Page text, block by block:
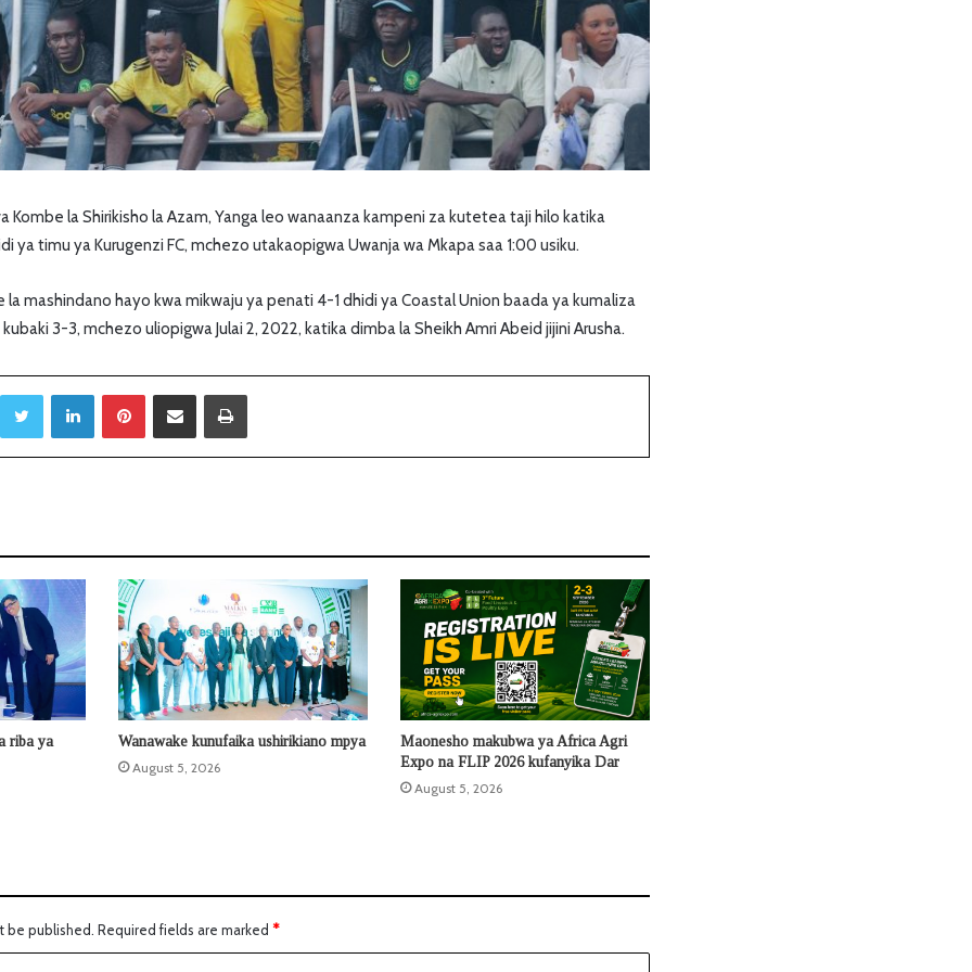
Kombe la Shirikisho la Azam, Yanga leo wanaanza kampeni za kutetea taji hilo katika
ya timu ya Kurugenzi FC, mchezo utakaopigwa Uwanja wa Mkapa saa 1:00 usiku.
la mashindano hayo kwa mikwaju ya penati 4-1 dhidi ya Coastal Union baada ya kumaliza
3-3, mchezo uliopigwa Julai 2, 2022, katika dimba la Sheikh Amri Abeid jijini Arusha.
LinkedIn Sambaza kupitia barua pepe
riba ya
Wanawake kunufaika ushirikiano mpya
August 5, 2026
Maonesho makubwa ya Africa Agri
Expo na FLIP 2026 kufanyika Dar
August 5, 2026
be published. Required fields are marked *